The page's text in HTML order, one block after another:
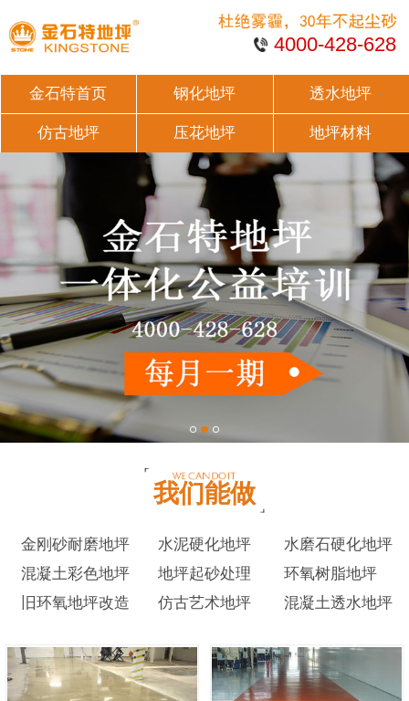
4000-428-628
金石特首页 钢化地坪 透水地坪
仿古地坪 压花地坪 地坪材料
我们能做
金刚砂耐磨地坪 水泥硬化地坪
水磨石硬化地坪
混凝土彩色地坪
地坪起砂处理
环氧树脂地坪
旧环氧地坪改造
仿古艺术地坪 混凝土透水地坪